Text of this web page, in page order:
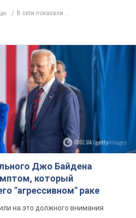
Джо Байдена
который
"агрессивном" раке
на это должного внимания
в Карпатах
почему
захейтили
все точки